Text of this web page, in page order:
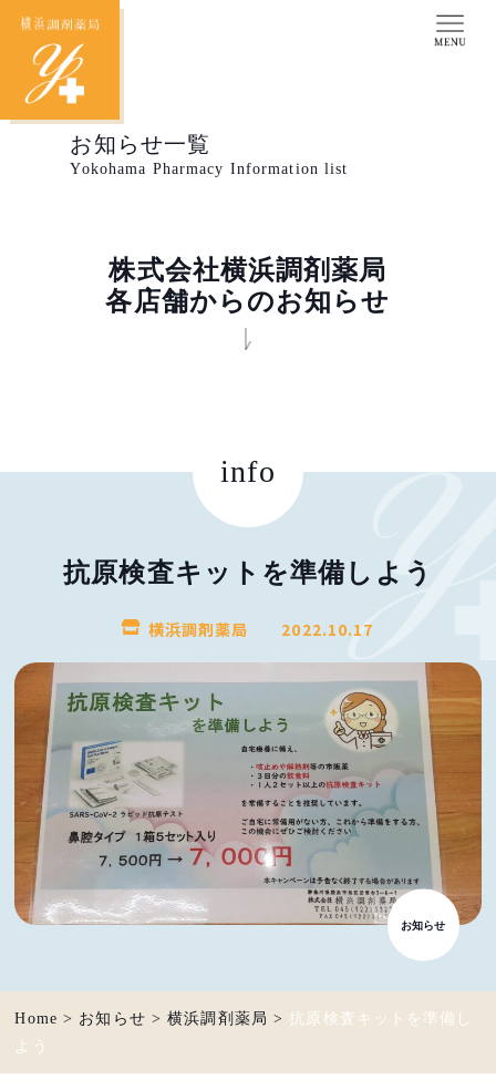
お知らせ一覧
Yokohama Pharmacy Information list
株式会社横浜調剤薬局
各店舗からのお知らせ
info
抗原検査キットを準備しよう
横浜調剤薬局 2022.10.17
お知らせ
Home > お知らせ >横浜調剤薬局 >抗原検査キットを準備し
よう